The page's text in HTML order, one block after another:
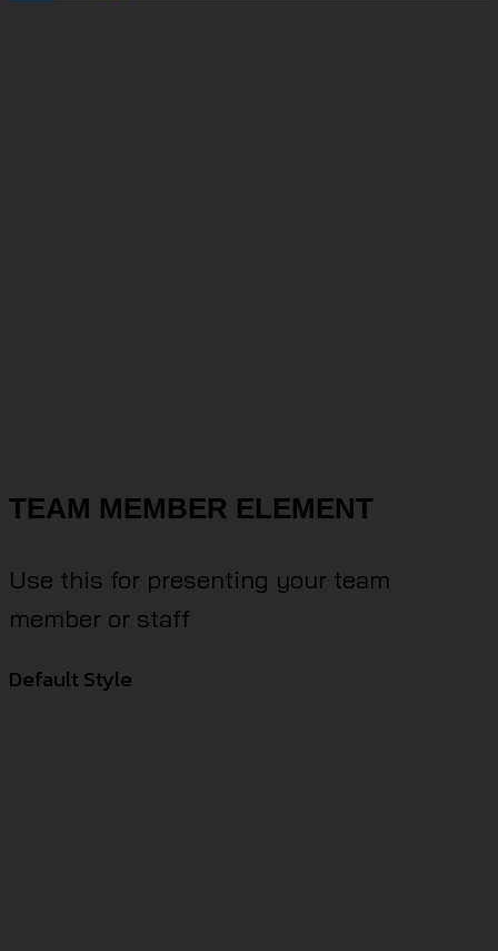
TEAM MEMBER ELEMENT
Use this for presenting your team
member or staff
Default Style